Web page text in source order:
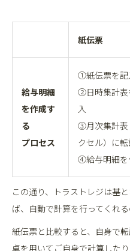
紙伝票
給与明細
を作成す
る
プロセス
①紙伝票を記
②日時集計表
入
③月次集計表
クセル）に
④給与明細を
この通り、トラストレジは基
ば、自動で計算を行ってくれる
紙伝票と比較すると、自身で
卓を用いてご自身で計算した